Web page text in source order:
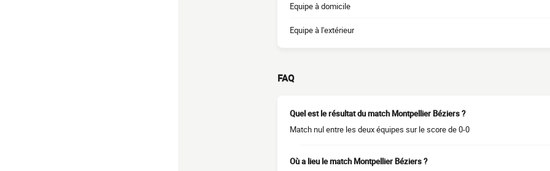
Equipe à domicile
Equipe à l'extérieur
FAQ
Quel est le résultat du match Montpellier Béziers ?
Match nul entre les deux équipes sur le score de 0-0
Où a lieu le match Montpellier Béziers ?